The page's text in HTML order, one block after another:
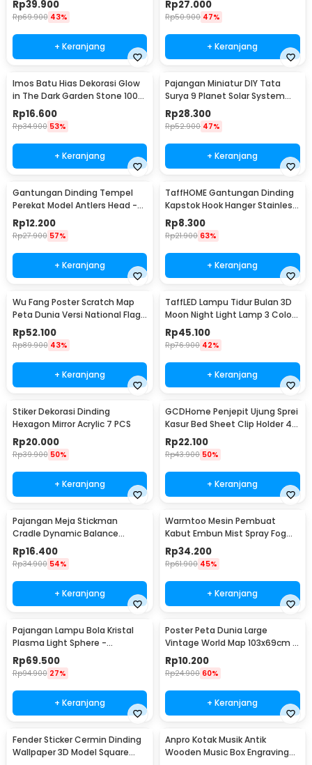
Rp39.900
Rp69.900 43%
+ Keranjang
Rp27.000
Rp50.900 47%
+ Keranjang
Imos Batu Hias Dekorasi Glow
in The Dark Garden Stone 100
PCS - HC0043
Rp16.600
Rp34.900 53%
+ Keranjang
Pajangan Miniatur DIY Tata
Surya 9 Planet Solar System
Planetary - 2135
Rp28.300
Rp52.900 47%
+ Keranjang
Gantungan Dinding Tempel
Perekat Model Antlers Head -
MU03
Rp12.200
Rp27.900 57%
+ Keranjang
TaffHOME Gantungan Dinding
Kapstok Hook Hanger Stainless
Steel 201 - MT11
Rp8.300
Rp21.900 63%
+ Keranjang
Wu Fang Poster Scratch Map
Peta Dunia Versi National Flag
- ZJP-M018
Rp52.100
Rp89.900 43%
+ Keranjang
TaffLED Lampu Tidur Bulan 3D
Moon Night Light Lamp 3 Color
8cm 1W 5V - LD002701
Rp45.100
Rp76.900 42%
+ Keranjang
Stiker Dekorasi Dinding
Hexagon Mirror Acrylic 7 PCS
Rp20.000
Rp39.900 50%
+ Keranjang
GCDHome Penjepit Ujung Sprei
Kasur Bed Sheet Clip Holder 4
PCS - FS-1809
Rp22.100
Rp43.900 50%
+ Keranjang
Pajangan Meja Stickman
Cradle Dynamic Balance
Instrument Ball Pendulum
Rp16.400
Rp34.900 54%
+ Keranjang
Warmtoo Mesin Pembuat
Kabut Embun Mist Spray Fog
Maker 12 LED 24V - WT01
Rp34.200
Rp61.900 45%
+ Keranjang
Pajangan Lampu Bola Kristal
Plasma Light Sphere -
ZC211700
Rp69.500
Rp94.900 27%
+ Keranjang
Poster Peta Dunia Large
Vintage World Map 103x69cm -
N401
Rp10.200
Rp24.900 60%
+ Keranjang
Fender Sticker Cermin Dinding
Wallpaper 3D Model Square
Anpro Kotak Musik Antik
Wooden Music Box Engraving